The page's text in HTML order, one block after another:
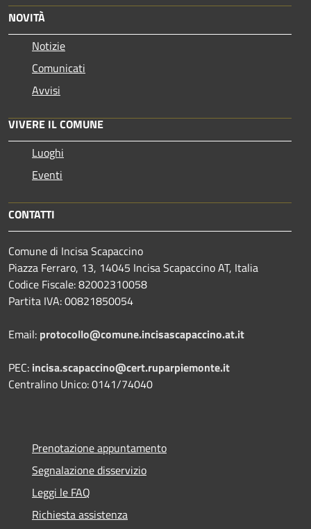
NOVITÀ
Notizie
Comunicati
Avvisi
VIVERE IL COMUNE
Luoghi
Eventi
CONTATTI
Comune di Incisa Scapaccino
Piazza Ferraro, 13, 14045 Incisa Scapaccino AT, Italia
Codice Fiscale: 82002310058
Partita IVA: 00821850054
Email: protocollo@comune.incisascapaccino.at.it
PEC: incisa.scapaccino@cert.ruparpiemonte.it
Centralino Unico: 0141/74040
Prenotazione appuntamento
Segnalazione disservizio
Leggi le FAQ
Richiesta assistenza